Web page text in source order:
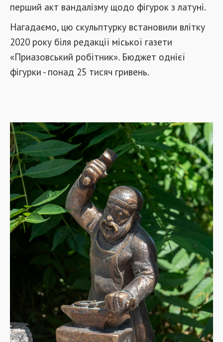
перший акт вандалізму щодо фігурок з латуні.
Нагадаємо, цю скульптурку встановили влітку
2020 року біля редакції міської газети
«Приазовський робітник». Бюджет однієї
фігурки - понад 25 тисяч гривень.